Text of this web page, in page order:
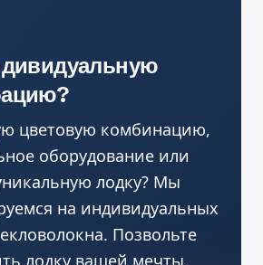
цветовую комбинацию,
оборудование или
лодку? Мы
на индивидуальных
Позвольте